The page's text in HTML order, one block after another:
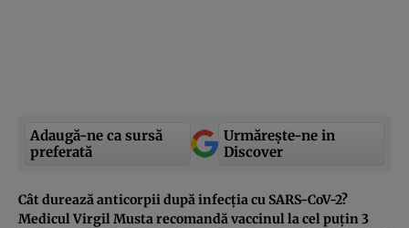
Adaugă-ne ca sursă
preferată
Urmărește-ne in
Discover
Cât durează anticorpii după infecţia cu SARS-CoV-2?
Medicul Virgil Musta recomandă vaccinul la cel puţin 3